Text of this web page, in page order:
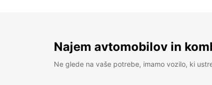
Najem avtomobilov in
Ne glede na vaše potrebe, imamo vozilo, ki